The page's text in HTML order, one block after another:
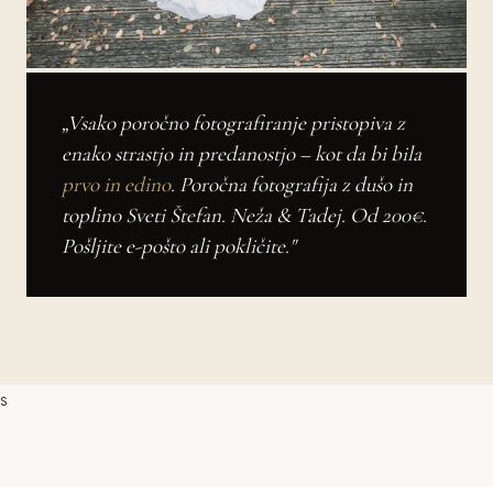
„Vsako poročno fotografiranje pristopiva z
enako strastjo in predanostjo – kot da bi bila
prvo in edino. Poročna fotografija z dušo in
toplino Sveti Štefan. Neža & Tadej. Od 200€.
Pošljite e-pošto ali pokličite."
s